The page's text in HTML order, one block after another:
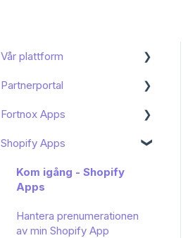
Vår plattform
Kom igång
Funktioner och användning
Bokföring och moms
Mitt konto
Avstämning
Partnerportal
Dashboard
Onboarding av slutkund
Avancerat
Portalnställningar
Fortnox Apps
Kom igång - Fortnox
Bokföring av Shopify -
Bokföring av PayPal -
Shopify Apps
Kom igång - Shopify
Apps
Hantera prenumerationen
av min Shopify App